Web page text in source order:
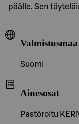
päälle. Sen
Valmistusmaa
Suomi
Ainesosat
Pastöroitu